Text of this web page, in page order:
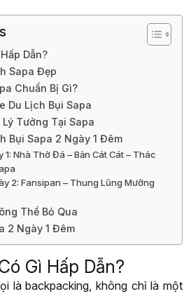
Dẫn?
Sapa Đẹp
Chuẩn Bị Gì?
Du Lịch Bụi Sapa
Tưởng Tại Sapa
Bụi Sapa 2 Ngày 1 Đêm
1: Nhà Thờ Đá – Bản Cát Cát – Thác
2: Fansipan – Thung Lũng Mường
Thể Bỏ Qua
2 Ngày 1 Đêm
Gì Hấp Dẫn?
là backpacking, không chỉ là một